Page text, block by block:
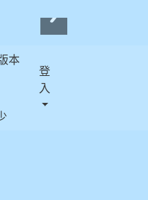
本
登
入